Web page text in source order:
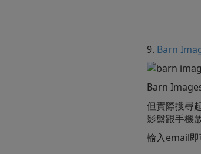
9. Barn
Barn
但實際搜尋
影盤跟手機
輸入email即